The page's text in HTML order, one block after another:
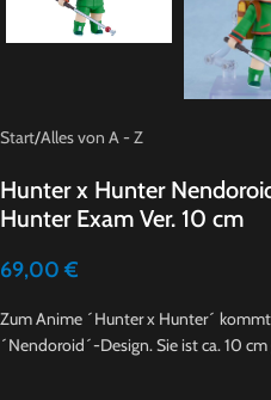
Start/Alles von A - Z
Hunter x Hunter
Hunter Exam Ver. 10 cm
69,00 €
Zum Anime ´Hunter x Hunter´
´Nendoroid´-Design. Sie ist ca. 10